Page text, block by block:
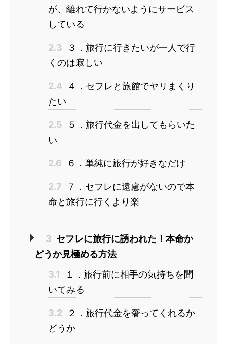
が、離れて行かないようにサービス
している
2.3
３．旅行に行きたいが一人で行
くのは寂しい
2.4
４．セフレと旅館でヤリまくり
たい
2.5
５．旅行代金を出してもらいた
い
2.6 ６．単純に旅行が好きなだけ
2.7
７．セフレに遠慮がないので本
命と旅行に行くより楽
3 セフレに旅行に誘われた！本命か
どうか見極める方法
3.1
１．旅行前に相手の気持ちを聞
いてみる
3.2
２．旅行代金を奢ってくれるか
どうか